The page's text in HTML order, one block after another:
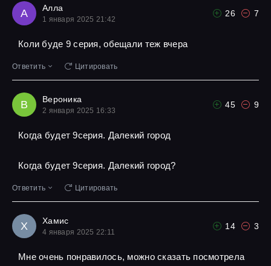
А Алла
1 января 2025 21:42
26 7
Коли буде 9 серия, обещали теж вчера
Ответить Цитировать
В Вероника
2 января 2025 16:33
45 9
Когда будет 9серия. Далекий город
Когда будет 9серия. Далекий город?
Ответить Цитировать
Х Хамис
4 января 2025 22:11
14 3
Мне очень понравилось, можно сказать посмотрела